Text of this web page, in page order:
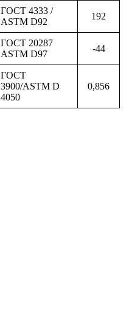
ГОСТ 4333 /
ASTM D92
192
ГОСТ 20287
ASTM D97
-44
ГОСТ
3900/ASTM D
4050
0,856